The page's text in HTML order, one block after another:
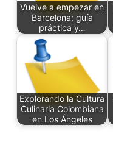
Vuelve a empezar en
Barcelona: guía
práctica y…
Explorando la Cultura
Culinaria Colombiana
en Los Ángeles